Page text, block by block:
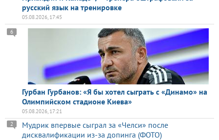
русский язык на тренировке
05.08.2026, 17:45
Гурбан Гурбанов: «Я бы хотел сыграть с «Динамо» на
Олимпийском стадионе Киева»
6
05.08.2026, 17:21
Мудрик впервые сыграл за «Челси» после
дисквалификации из-за допинга (ФОТО)
2